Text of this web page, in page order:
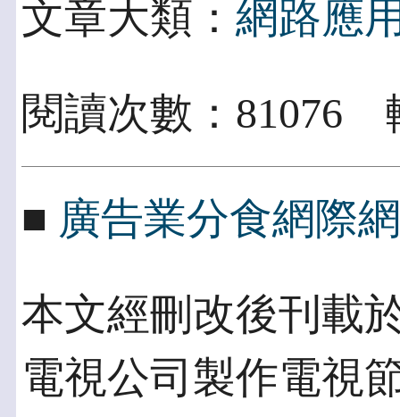
文章大類： 網路應
閱讀次數：81076
■ 廣告業分食網際
本文經刪改後刊載
電視公司製作電視